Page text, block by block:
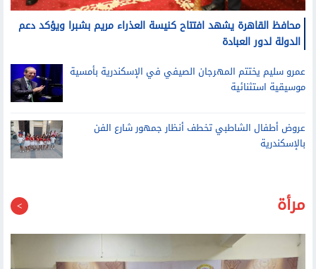
محافظ القاهرة يشهد افتتاح كنيسة العذراء مريم بشبرا ويؤكد دعم
الدولة لدور العبادة
موسيقية استثنائية
بالإسكندرية
مرأة